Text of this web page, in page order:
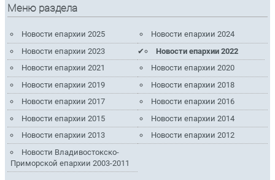
Меню раздела
Новости епархии 2025
Новости епархии 2024
Новости епархии 2023
Новости епархии 2022
Новости епархии 2021
Новости епархии 2020
Новости епархии 2019
Новости епархии 2018
Новости епархии 2017
Новости епархии 2016
Новости епархии 2015
Новости епархии 2014
Новости епархии 2013
Новости епархии 2012
Новости Владивостокско-
Приморской епархии 2003-2011